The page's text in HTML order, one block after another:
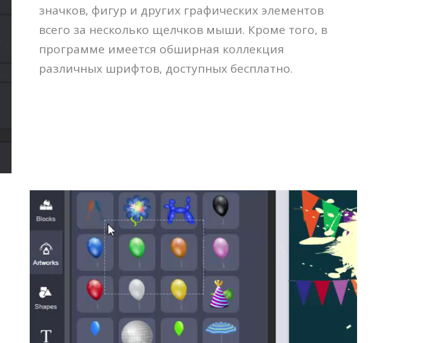
значков, фигур и других графических элементов
всего за несколько щелчков мыши. Кроме того, в
программе имеется обширная коллекция
различных шрифтов, доступных бесплатно.